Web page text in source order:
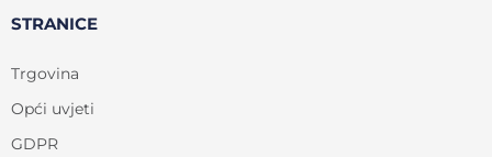
STRANICE
Trgovina
Opći uvjeti
GDPR